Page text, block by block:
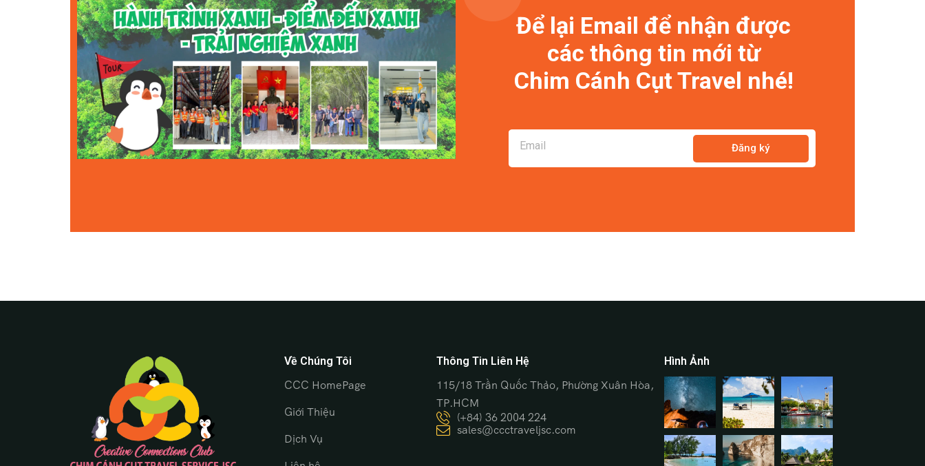
Để lại Email để nhận được
các thông tin mới từ
Chim Cánh Cụt Travel nhé!
Đăng ký
Về Chúng Tôi
CCC HomePage
Giới Thiệu
Dịch Vụ
Thông Tin Liên Hệ
115/18 Trần Quốc Thảo, Phường Xuân Hòa,
TP.HCM
(+84) 36 2004 224
sales@ccctraveljsc.com
Hình Ảnh